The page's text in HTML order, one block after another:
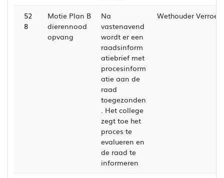
52
8
Motie Plan B
dierennood
opvang
Na
vastenavend
wordt er een
raadsinform
atiebrief met
procesinform
atie aan de
raad
toegezonden
. Het college
zegt toe het
proces te
evalueren en
de raad te
informeren
Wethouder Verroen